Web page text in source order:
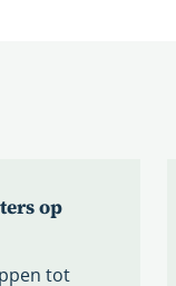
op
tot